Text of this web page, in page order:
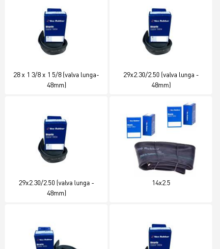
28 x 1 3/8 x 1 5/8 (valva lunga-
48mm)
29x2.30/2.50 (valva lunga -
48mm)
29x2.30/2.50 (valva lunga -
48mm)
14x2.5